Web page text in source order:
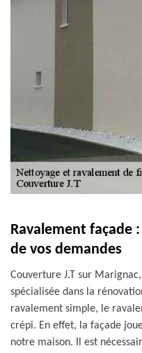
Ravalement façade :
de vos demandes
Couverture J.T sur
spécialisée dans la
ravalement simple, le
crépi. En effet, la façade
notre maison. Il est